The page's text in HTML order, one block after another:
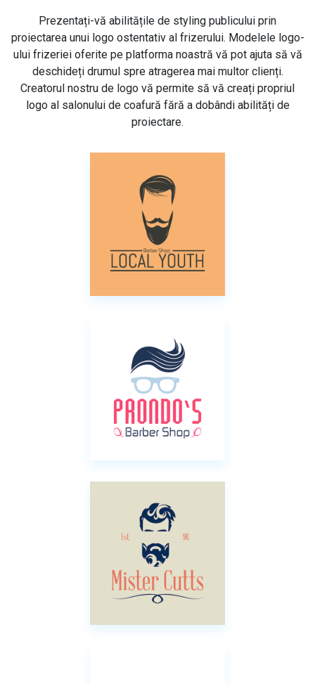
Prezentați-vă abilitățile de styling publicului prin
proiectarea unui logo ostentativ al frizerului. Modelele logo-
ului frizeriei oferite pe platforma noastră vă pot ajuta să vă
deschideți drumul spre atragerea mai multor clienți.
Creatorul nostru de logo vă permite să vă creați propriul
logo al salonului de coafură fără a dobândi abilități de
proiectare.